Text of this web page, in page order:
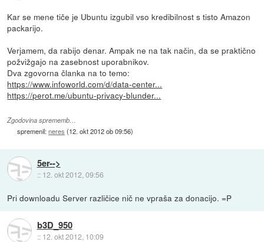
Kar se mene tiče je Ubuntu izgubil vso kredibilnost s tisto Amazon
packarijo.
Verjamem, da rabijo denar. Ampak ne na tak način, da se praktično
požvižgajo na zasebnost uporabnikov.
Dva zgovorna članka na to temo:
https://www.infoworld.com/d/data-center...
https://perot.me/ubuntu-privacy-blunder...
Zgodovina sprememb…
spremenil:neres (12. okt 2012 ob 09:56)
5er-->
:: 12. okt 2012, 09:56
Pri downloadu Server različice nič ne vpraša za donacijo. =P
b3D_950
:: 12. okt 2012, 10:09